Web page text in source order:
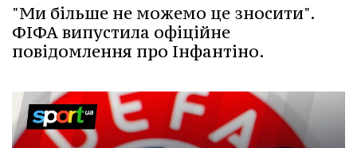
"Ми більше не можемо це зносити".
ФІФА випустила офіційне
повідомлення про Інфантіно.